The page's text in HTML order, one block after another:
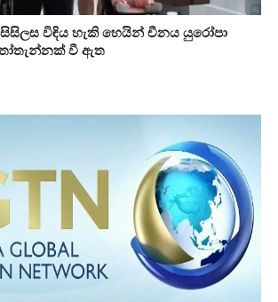
විඳිය හැකි හෙයින් චීනය යුරෝපා
වී ඇත